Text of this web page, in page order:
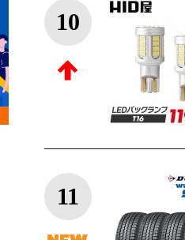
10
11